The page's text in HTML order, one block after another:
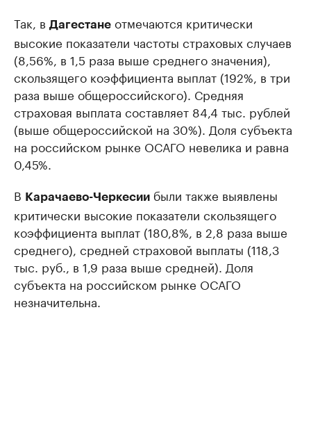
Так, в Дагестане отмечаются критически
высокие показатели частоты страховых случаев
(8,56%, в 1,5 раза выше среднего значения),
скользящего коэффициента выплат (192%, в три
раза выше общероссийского). Средняя
страховая выплата составляет 84,4 тыс. рублей
(выше общероссийской на 30%). Доля субъекта
на российском рынке ОСАГО невелика и равна
0,45%.
В Карачаево-Черкесии были также выявлены
критически высокие показатели скользящего
коэффициента выплат (180,8%, в 2,8 раза выше
среднего), средней страховой выплаты (118,3
тыс. руб., в 1,9 раза выше средней). Доля
субъекта на российском рынке ОСАГО
незначительна.